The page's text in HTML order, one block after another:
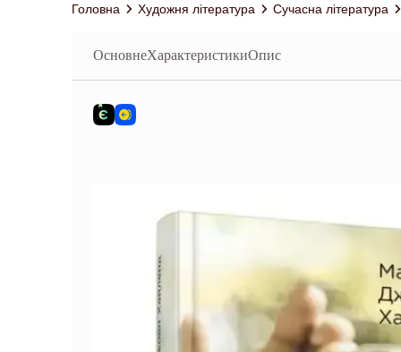
Головна Художня література Сучасна література
ОсновнеХарактеристикиОпис